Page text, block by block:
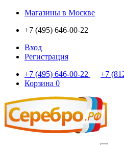
Магазины в Москве
+7 (495) 646-00-22
Вход
Регистрация
+7 (495) 646-00-22
+7
Корзина 0